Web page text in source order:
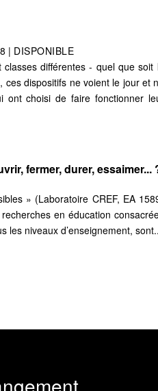
| DISPONIBLE
différentes - quel que soit
ces dispositifs ne voient le jour et
ont choisi de faire fonctionner
fermer, durer, essaimer...
» (Laboratoire CREF, EA
en éducation
les niveaux d’enseignement,